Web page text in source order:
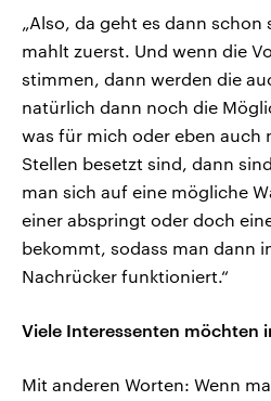
„Also, da geht es dann schon
mahlt zuerst. Und wenn die
stimmen, dann werden die
natürlich dann noch die
was für mich oder eben auch
Stellen besetzt sind, dann
man sich auf eine mögliche
einer abspringt oder doch
bekommt, sodass man dann
Nachrücker funktioniert.“
Viele Interessenten möchten
Mit anderen Worten: Wenn